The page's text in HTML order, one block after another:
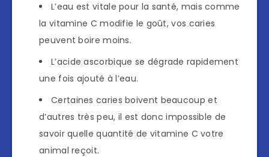
L’eau est vitale pour la santé, mais comme
la vitamine C modifie le goût, vos caries
peuvent boire moins.
L’acide ascorbique se dégrade rapidement
une fois ajouté à l’eau.
Certaines caries boivent beaucoup et
d’autres très peu, il est donc impossible de
savoir quelle quantité de vitamine C votre
animal reçoit.